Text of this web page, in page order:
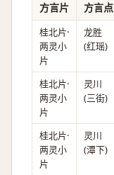
方言片 方言点
桂北片·
两灵小
片
龙胜
(红瑶)
桂北片·
两灵小
片
灵川
(三街)
桂北片·
两灵小
片
灵川
(潭下)